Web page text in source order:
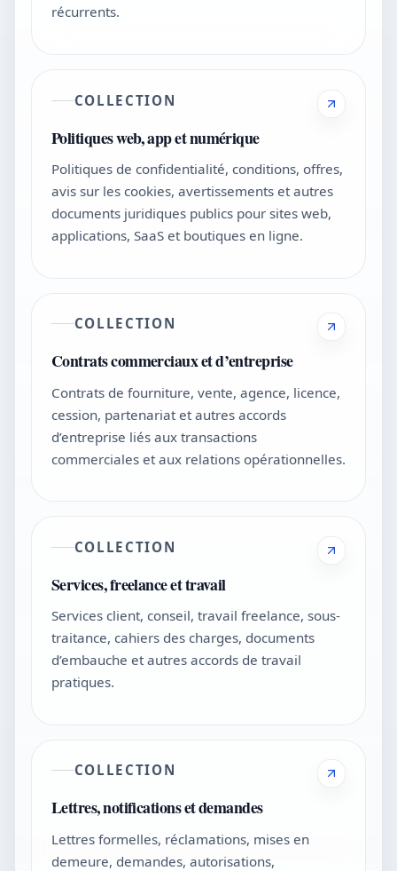
récurrents.
COLLECTION
Politiques web, app et numérique
Politiques de confidentialité, conditions, offres,
avis sur les cookies, avertissements et autres
documents juridiques publics pour sites web,
applications, SaaS et boutiques en ligne.
COLLECTION
Contrats commerciaux et d’entreprise
Contrats de fourniture, vente, agence, licence,
cession, partenariat et autres accords
d’entreprise liés aux transactions
commerciales et aux relations opérationnelles.
COLLECTION
Services, freelance et travail
Services client, conseil, travail freelance, sous-
traitance, cahiers des charges, documents
d’embauche et autres accords de travail
pratiques.
COLLECTION
Lettres, notifications et demandes
Lettres formelles, réclamations, mises en
demeure, demandes, autorisations,